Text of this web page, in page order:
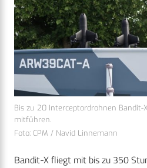
Bis zu 20 Interceptordrohnen Bandit-
mitführen.
Foto: CPM / Navid Linnemann
Bandit-X fliegt mit bis zu 350